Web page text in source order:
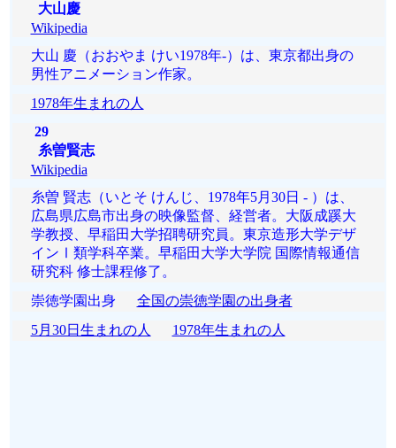
大山慶
Wikipedia
大山 慶（おおやま けい1978年-）は、東京都出身の
男性アニメーション作家。
1978年生まれの人
29
糸曽賢志
Wikipedia
糸曽 賢志（いとそ けんじ、1978年5月30日 - ）は、
広島県広島市出身の映像監督、経営者。大阪成蹊大
学教授、早稲田大学招聘研究員。東京造形大学デザ
インⅠ類学科卒業。早稲田大学大学院 国際情報通信
研究科 修士課程修了。
崇徳学園出身 全国の崇徳学園の出身者
5月30日生まれの人
1978年生まれの人